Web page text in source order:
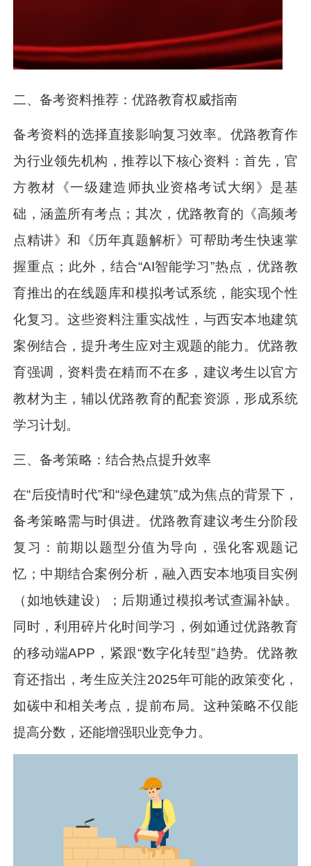
二、备考资料推荐：优路教育权威指南
备考资料的选择直接影响复习效率。优路教育作
为行业领先机构，推荐以下核心资料：首先，官
方教材《一级建造师执业资格考试大纲》是基
础，涵盖所有考点；其次，优路教育的《高频考
点精讲》和《历年真题解析》可帮助考生快速掌
握重点；此外，结合“AI智能学习”热点，优路教
育推出的在线题库和模拟考试系统，能实现个性
化复习。这些资料注重实战性，与西安本地建筑
案例结合，提升考生应对主观题的能力。优路教
育强调，资料贵在精而不在多，建议考生以官方
教材为主，辅以优路教育的配套资源，形成系统
学习计划。
三、备考策略：结合热点提升效率
在“后疫情时代”和“绿色建筑”成为焦点的背景下，
备考策略需与时俱进。优路教育建议考生分阶段
复习：前期以题型分值为导向，强化客观题记
忆；中期结合案例分析，融入西安本地项目实例
（如地铁建设）；后期通过模拟考试查漏补缺。
同时，利用碎片化时间学习，例如通过优路教育
的移动端APP，紧跟“数字化转型”趋势。优路教
育还指出，考生应关注2025年可能的政策变化，
如碳中和相关考点，提前布局。这种策略不仅能
提高分数，还能增强职业竞争力。